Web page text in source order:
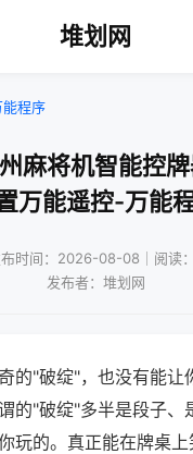
堆划网
能程序
麻将机智能控
万能遥控-万能
布时间：2026-08-08｜阅读
发布者：堆划网
的"破绽"，也没有能让
的"破绽"多半是段子、
玩的。真正能在牌桌